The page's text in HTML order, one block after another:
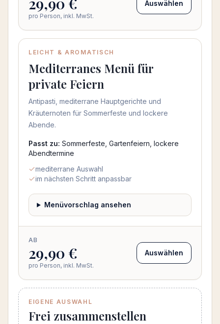
pro Person, inkl. MwSt.
Auswählen
LEICHT & AROMATISCH
Mediterranes Menü für
private Feiern
Antipasti, mediterrane Hauptgerichte und
Kräuternoten für Sommerfeste und lockere
Abende.
Passt zu: Sommerfeste, Gartenfeiern, lockere
Abendtermine
mediterrane Auswahl
im nächsten Schritt anpassbar
Menüvorschlag ansehen
AB
29,90 €
pro Person, inkl. MwSt.
Auswählen
EIGENE AUSWAHL
Frei zusammenstellen